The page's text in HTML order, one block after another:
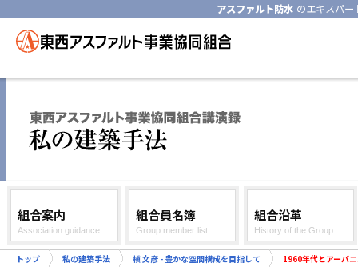
アスファルト防水 のエキスパ
組合案内
Association guidance
組合員名簿
Group member list
組合沿革
History of the Group
トップ 私の建築手法 槇 文彦 - 豊かな空間構成を目指して 1960年代とアーバ